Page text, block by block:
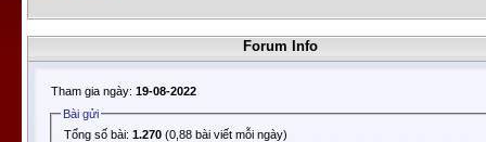
Forum Info
Tham gia ngày: 19-08-2022
Bài gửi
Tổng số bài:1.270 (0,88 bài viết mỗi ngày)